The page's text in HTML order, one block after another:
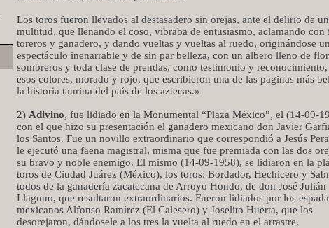
Los toros fueron llevados al destasadero sin orejas, ante el delirio de
multitud, que llenando el coso, vibraba de entusiasmo, aclamando con
toreros y ganadero, y dando vueltas y vueltas al ruedo, originándose un
espectáculo inenarrable y de sin par belleza, con un albero lleno de
sombreros y toda clase de prendas, como testimonio y reconocimiento,
esos colores, morado y rojo, que escribieron una de las paginas más
la historia taurina del país de los aztecas.»
2) Adivino, fue lidiado en la Monumental “Plaza México”, el (14-09-
con el que hizo su presentación el ganadero mexicano don Javier
los Santos. Fue un novillo extraordinario que correspondió a Jesús
le ejecutó una faena magistral, misma que fue premiada con las dos
su bravo y noble enemigo. El mismo (14-09-1958), se lidiaron en la
toros de Ciudad Juárez (México), los toros: Bordador, Hechicero y
todos de la ganadería zacatecana de Arroyo Hondo, de don José Julián
Llaguno, que resultaron extraordinarios. Fueron lidiados por los
mexicanos Alfonso Ramírez (El Calesero) y Joselito Huerta, que los
desorejaron, dándosele a los tres la vuelta al ruedo en el arrastre.